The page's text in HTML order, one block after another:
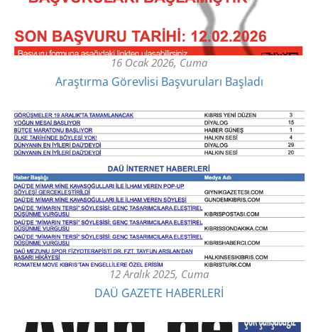
16 Ocak 2026, Cuma
Araştırma Görevlisi Başvuruları Başladı
12 Aralık 2025, Cuma
DAÜ GAZETE HABERLERİ